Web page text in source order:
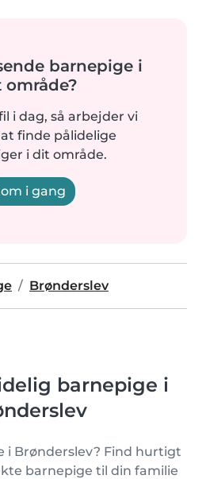
barnepige i
område?
i dag, så arbejder vi
finde pålidelige
i dit område.
i gang
Brønderslev
barnepige i
i Brønderslev? Find hurtigt
barnepige til din familie